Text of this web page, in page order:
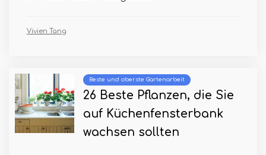
Vivien Tang
Beste und oberste Gartenarbeit
26 Beste Pflanzen, die Sie
auf Küchenfensterbank
wachsen sollten